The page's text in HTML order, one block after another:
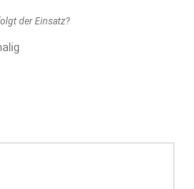
der Einsatz?